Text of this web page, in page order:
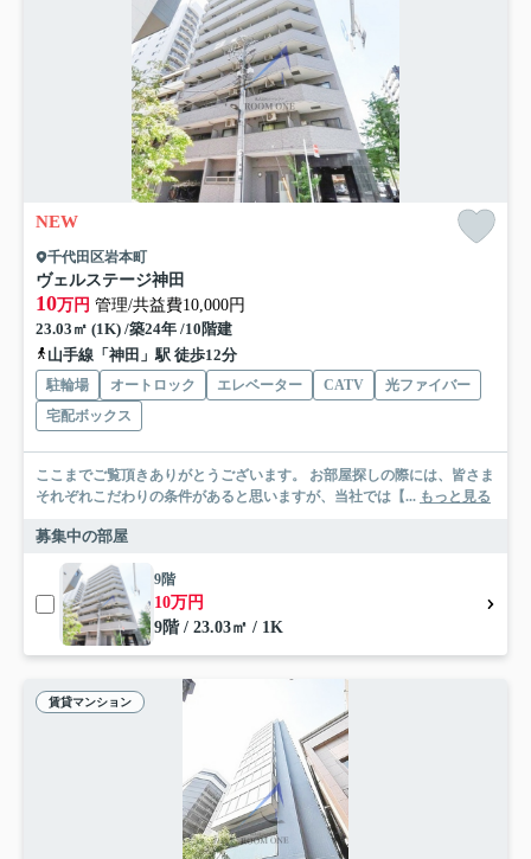
NEW
千代田区岩本町
ヴェルステージ神田
10万円 管理/共益費10,000円
23.03㎡ (1K) /築24年 /10階建
山手線「神田」駅 徒歩12分
駐輪場 オートロック エレベーター CATV
光ファイバー
宅配ボックス
ここまでご覧頂きありがとうございます。 お部屋探しの際には、皆さま
それぞれこだわりの条件があると思いますが、当社では【... もっと見る
募集中の部屋
9階
10万円
9階 / 23.03㎡ / 1K
賃貸マンション